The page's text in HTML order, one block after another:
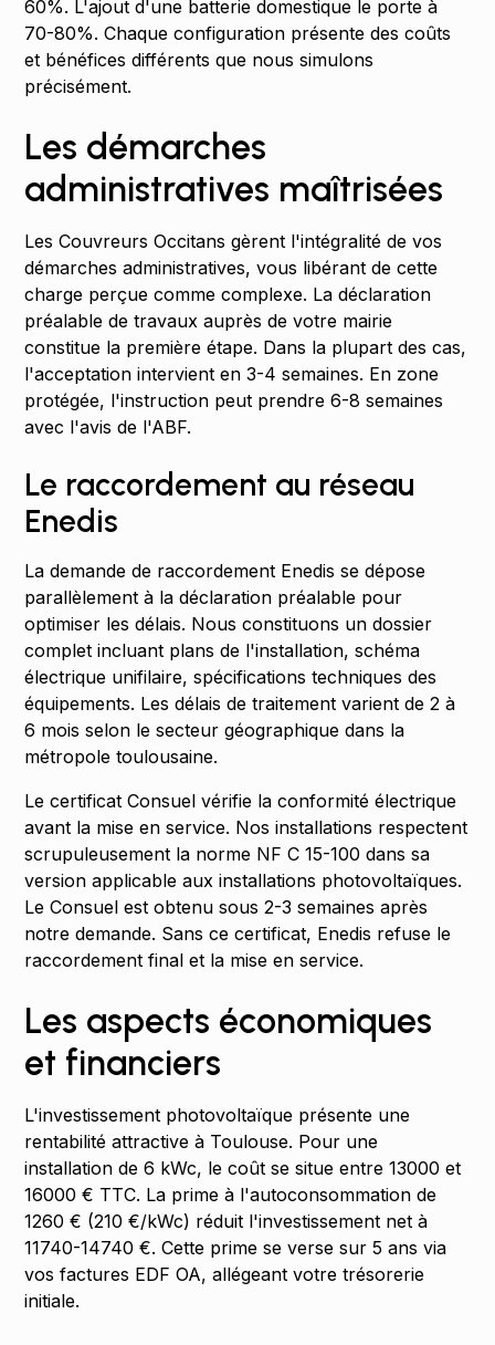
60%. L'ajout d'une batterie domestique le porte à
70-80%. Chaque configuration présente des coûts
et bénéfices différents que nous simulons
précisément.
Les démarches
administratives maîtrisées
Les Couvreurs Occitans gèrent l'intégralité de vos
démarches administratives, vous libérant de cette
charge perçue comme complexe. La déclaration
préalable de travaux auprès de votre mairie
constitue la première étape. Dans la plupart des cas,
l'acceptation intervient en 3-4 semaines. En zone
protégée, l'instruction peut prendre 6-8 semaines
avec l'avis de l'ABF.
Le raccordement au réseau
Enedis
La demande de raccordement Enedis se dépose
parallèlement à la déclaration préalable pour
optimiser les délais. Nous constituons un dossier
complet incluant plans de l'installation, schéma
électrique unifilaire, spécifications techniques des
équipements. Les délais de traitement varient de 2 à
6 mois selon le secteur géographique dans la
métropole toulousaine.
Le certificat Consuel vérifie la conformité électrique
avant la mise en service. Nos installations respectent
scrupuleusement la norme NF C 15-100 dans sa
version applicable aux installations photovoltaïques.
Le Consuel est obtenu sous 2-3 semaines après
notre demande. Sans ce certificat, Enedis refuse le
raccordement final et la mise en service.
Les aspects économiques
et financiers
L'investissement photovoltaïque présente une
rentabilité attractive à Toulouse. Pour une
installation de 6 kWc, le coût se situe entre 13000 et
16000 € TTC. La prime à l'autoconsommation de
1260 € (210 €/kWc) réduit l'investissement net à
11740-14740 €. Cette prime se verse sur 5 ans via
vos factures EDF OA, allégeant votre trésorerie
initiale.